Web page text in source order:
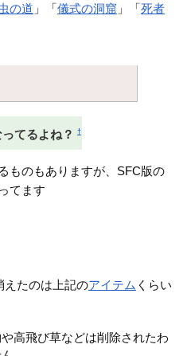
の道 」「儀式の洞窟 」「死者
てるよね？ †
ものもありますが、SFC版の
てます
えたのは上記のアイテム くらい
高飛び草などは削除されたわ